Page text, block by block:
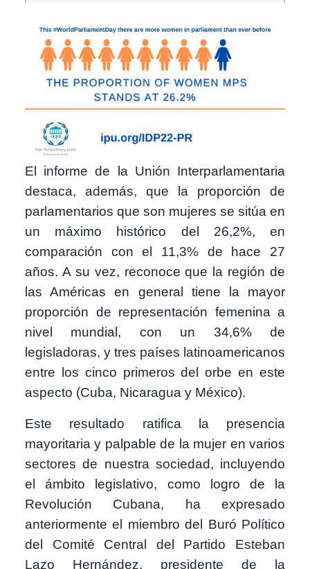
El informe de la Unión Interparlamentaria
destaca, además, que la proporción de
parlamentarios que son mujeres se sitúa en
un máximo histórico del 26,2%, en
comparación con el 11,3% de hace 27
años. A su vez, reconoce que la región de
las Américas en general tiene la mayor
proporción de representación femenina a
nivel mundial, con un 34,6% de
legisladoras, y tres países latinoamericanos
entre los cinco primeros del orbe en este
aspecto (Cuba, Nicaragua y México).
Este resultado ratifica la presencia
mayoritaria y palpable de la mujer en varios
sectores de nuestra sociedad, incluyendo
el ámbito legislativo, como logro de la
Revolución Cubana, ha expresado
anteriormente el miembro del Buró Político
del Comité Central del Partido Esteban
Lazo Hernández, presidente de la